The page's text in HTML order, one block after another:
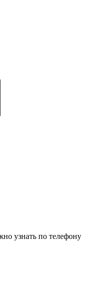
узнать по телефону